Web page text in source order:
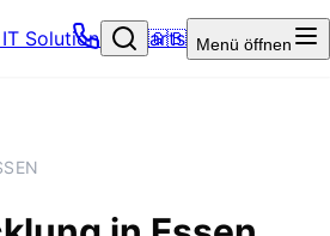
Solutions – Startseite
🇬🇧 Menü öffnen